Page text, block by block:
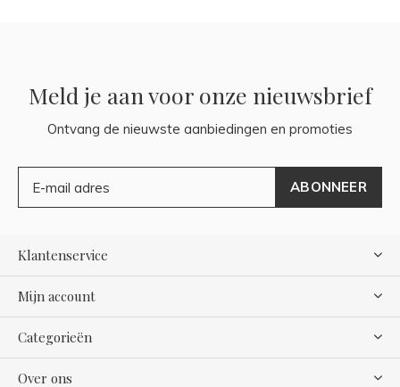
Meld je aan voor onze nieuwsbrief
Ontvang de nieuwste aanbiedingen en promoties
ABONNEER
Klantenservice
Mijn account
Categorieën
Over ons